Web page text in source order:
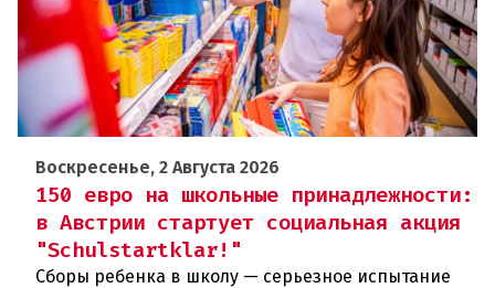
Воскресенье, 2 Августа 2026
150 евро на школьные принадлежности:
в Австрии стартует социальная акция
"Schulstartklar!"
Сборы ребенка в школу — серьезное испытание